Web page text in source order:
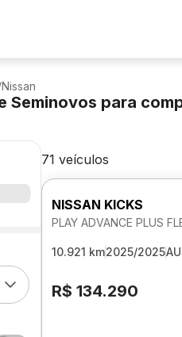
Nissan
Seminovos para
71 veículos
NISSAN KICKS
PLAY ADVANCE PLUS
10.921 km2025/2025
R$ 134.290